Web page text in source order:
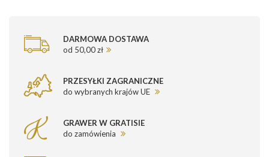
DARMOWA DOSTAWA
od 50,00 zł
PRZESYŁKI ZAGRANICZNE
do wybranych krajów UE
GRAWER W GRATISIE
do zamówienia